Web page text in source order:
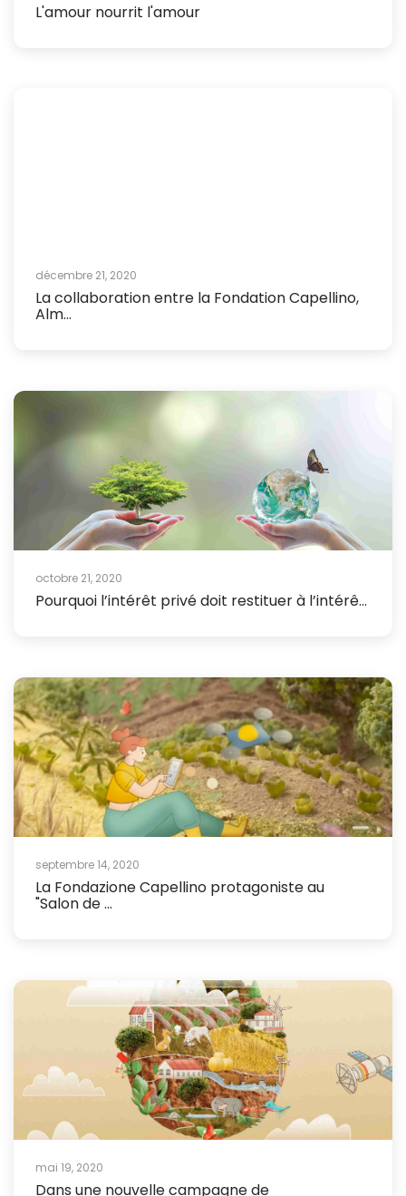
L'amour nourrit l'amour
décembre 21, 2020
La collaboration entre la Fondation Capellino,
Alm...
octobre 21, 2020
Pourquoi l’intérêt privé doit restituer à l’intérê...
septembre 14, 2020
La Fondazione Capellino protagoniste au
"Salon de ...
mai 19, 2020
Dans une nouvelle campagne de